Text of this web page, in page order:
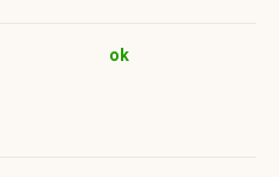
ok